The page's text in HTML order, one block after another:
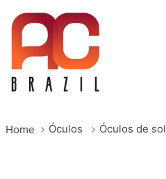
Óculos Óculos de sol